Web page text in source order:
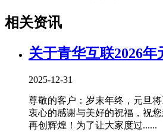
相关资讯
关于青华互联2026
2025-12-31
尊敬的客户：岁末年终，元旦
衷心的感谢与美好的祝福，祝
再创辉煌！为了让大家度过......